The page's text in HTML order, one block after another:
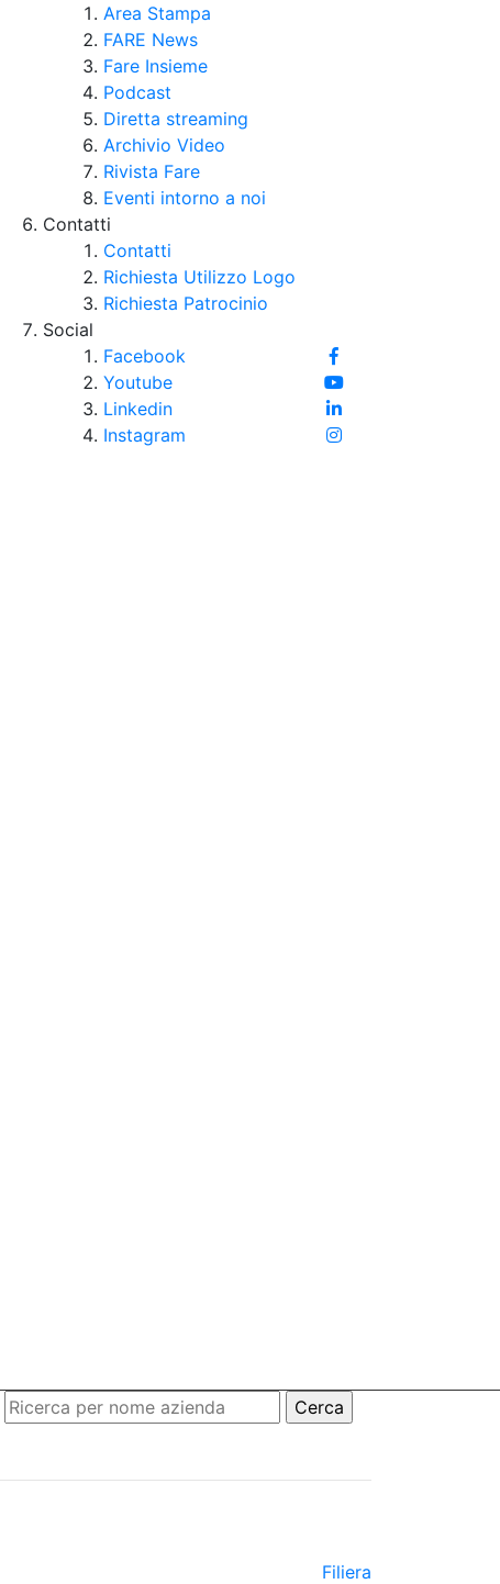
Area Stampa
FARE News
Fare Insieme
Podcast
Diretta streaming
Archivio Video
Rivista Fare
Eventi intorno a noi
Contatti
Contatti
Richiesta Utilizzo Logo
Richiesta Patrocinio
Social
Facebook
Youtube
Linkedin
Instagram
Filiera